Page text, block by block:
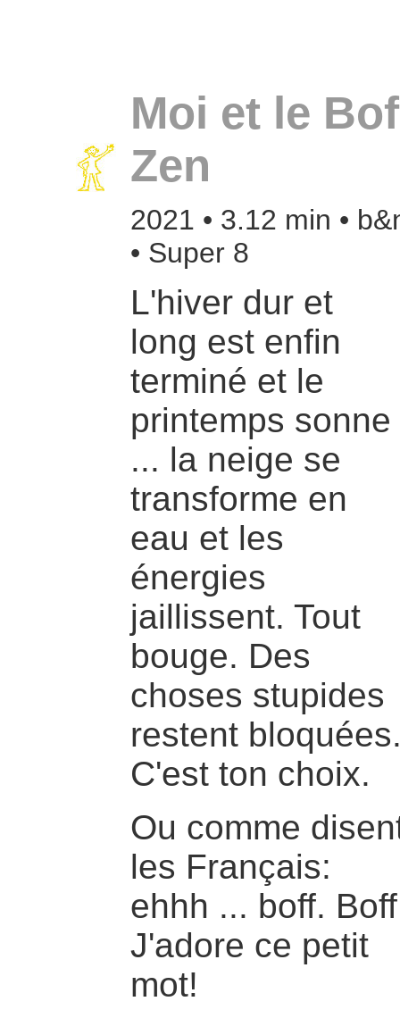
Moi et le
Zen
2021 • 3.12 min •
• Super 8
L'hiver dur et
long est enfin
terminé et le
printemps sonne
... la neige se
transforme en
eau et les
énergies
jaillissent. Tout
bouge. Des
choses stupides
restent
C'est ton choix.
Ou comme
les Français:
ehhh ... boff.
J'adore ce petit
mot!